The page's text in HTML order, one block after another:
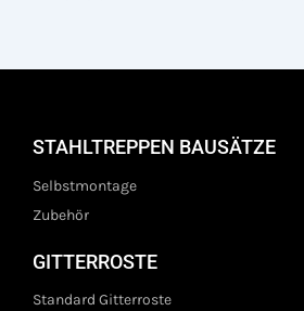
STAHLTREPPEN BAUSÄTZE
Selbstmontage
Zubehör
GITTERROSTE
Standard Gitterroste